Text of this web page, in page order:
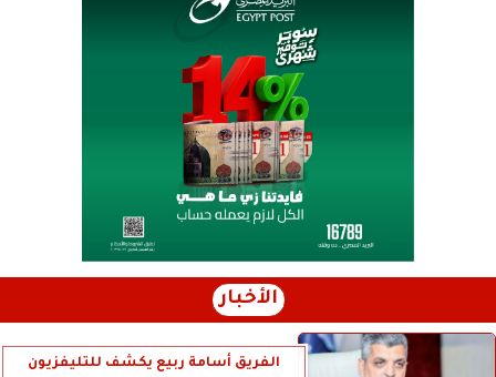
الأخبار
الفريق أسامة ربيع يكشف للتليفزيون